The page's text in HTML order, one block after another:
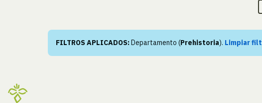
FILTROS APLICADOS:Departamento (Prehistoria). Limpiar